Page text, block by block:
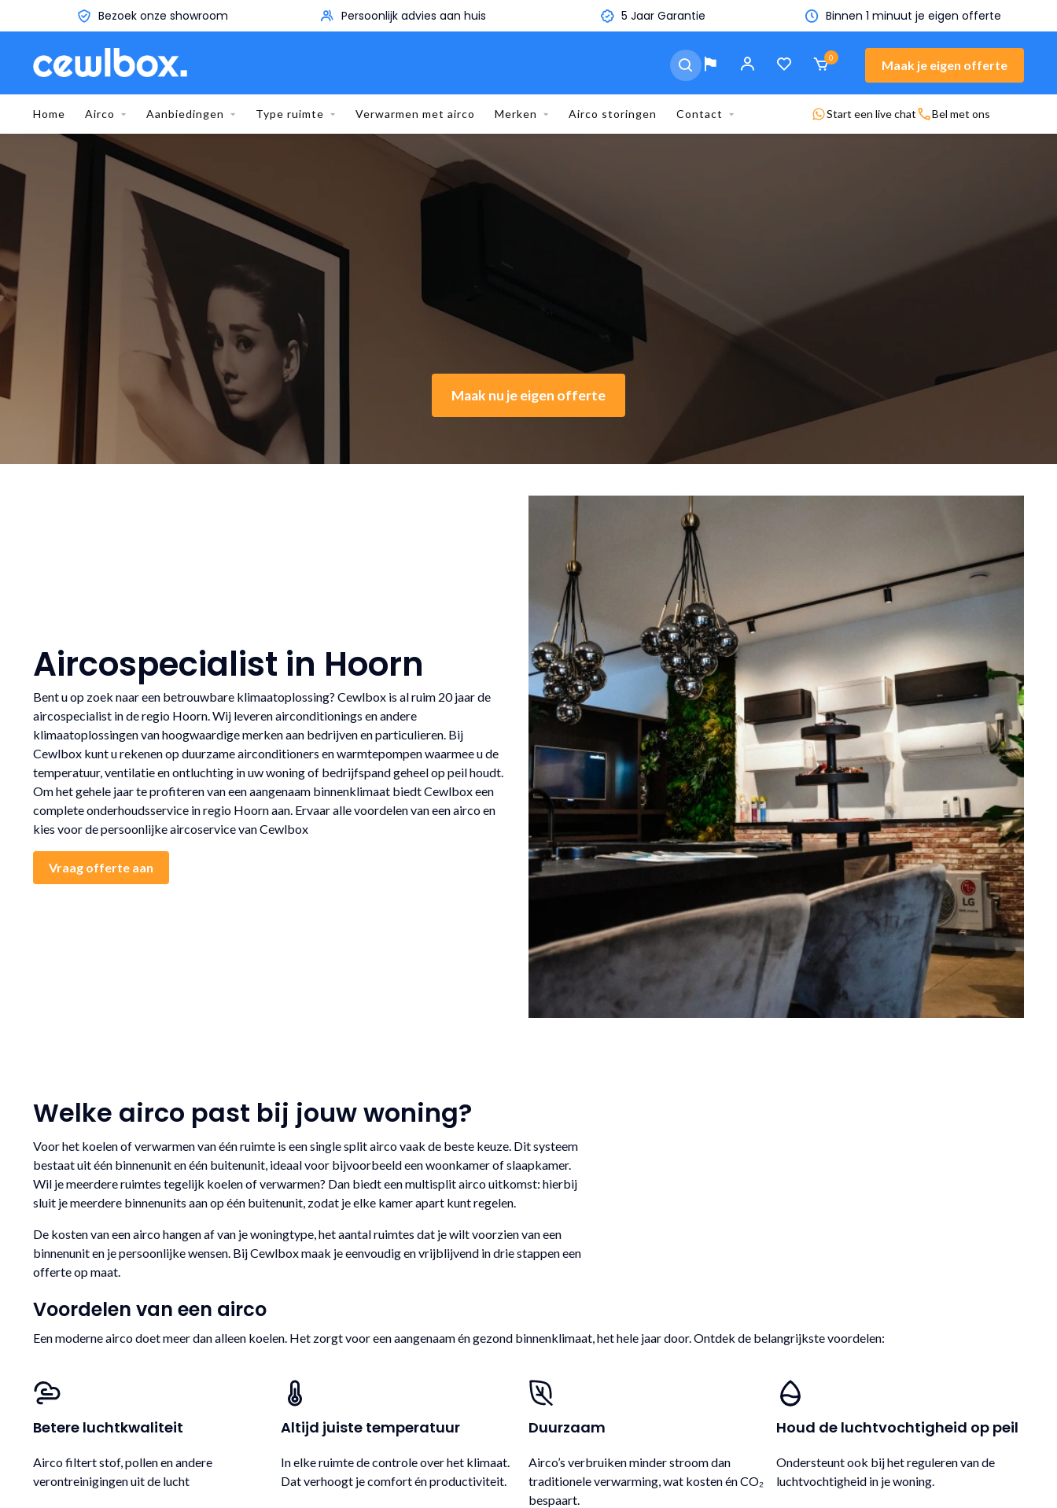
Persoonlijk advies aan huis 5 Jaar Garantie Binnen 1 minuut je eigen offerte
0 Maak je eigen offerte
Home Airco Aanbiedingen Type ruimte Verwarmen met airco Merken Airco storingen Contact Start een live chat Bel met ons
Maak nu je eigen offerte
Aircospecialist in Hoorn
Bent u op zoek naar een betrouwbare klimaatoplossing? Cewlbox is al ruim 20 jaar de
aircospecialist in de regio Hoorn. Wij leveren airconditionings en andere
klimaatoplossingen van hoogwaardige merken aan bedrijven en particulieren. Bij
Cewlbox kunt u rekenen op duurzame airconditioners en warmtepompen waarmee u de
temperatuur, ventilatie en ontluchting in uw woning of bedrijfspand geheel op peil houdt.
Om het gehele jaar te profiteren van een aangenaam binnenklimaat biedt Cewlbox een
complete onderhoudsservice in regio Hoorn aan. Ervaar alle voordelen van een airco en
kies voor de persoonlijke aircoservice van Cewlbox
Vraag offerte aan
Welke airco past bij jouw woning?
Voor het koelen of verwarmen van één ruimte is een single split airco vaak de beste keuze. Dit systeem
bestaat uit één binnenunit en één buitenunit, ideaal voor bijvoorbeeld een woonkamer of slaapkamer.
Wil je meerdere ruimtes tegelijk koelen of verwarmen? Dan biedt een multisplit airco uitkomst: hierbij
sluit je meerdere binnenunits aan op één buitenunit, zodat je elke kamer apart kunt regelen.
De kosten van een airco hangen af van je woningtype, het aantal ruimtes dat je wilt voorzien van een
binnenunit en je persoonlijke wensen. Bij Cewlbox maak je eenvoudig en vrijblijvend in drie stappen een
offerte op maat.
Voordelen van een airco
Een moderne airco doet meer dan alleen koelen. Het zorgt voor een aangenaam én gezond binnenklimaat, het hele jaar door. Ontdek de belangrijkste voordelen:
Betere luchtkwaliteit
Airco filtert stof, pollen en andere
verontreinigingen uit de lucht
Altijd juiste temperatuur
In elke ruimte de controle over het klimaat.
Dat verhoogt je comfort én productiviteit.
Duurzaam
Airco’s verbruiken minder stroom dan
traditionele verwarming, wat kosten én CO₂
bespaart.
Houd de luchtvochtigheid op peil
Ondersteunt ook bij het reguleren van de
luchtvochtigheid in je woning.